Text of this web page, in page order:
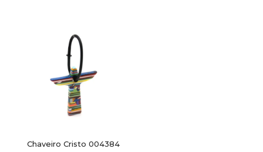
Chaveiro Cristo 004384